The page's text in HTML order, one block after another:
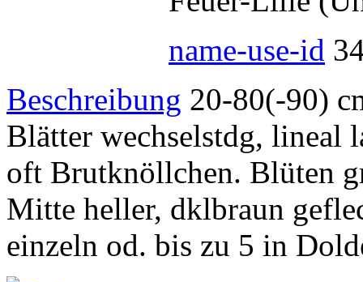
name-use-id
Beschreibung 20-80(-90)
Blätter wechselstdg, lineal
oft Brutknöllchen. Blüten
Mitte heller, dklbraun
einzeln od. bis zu 5 in